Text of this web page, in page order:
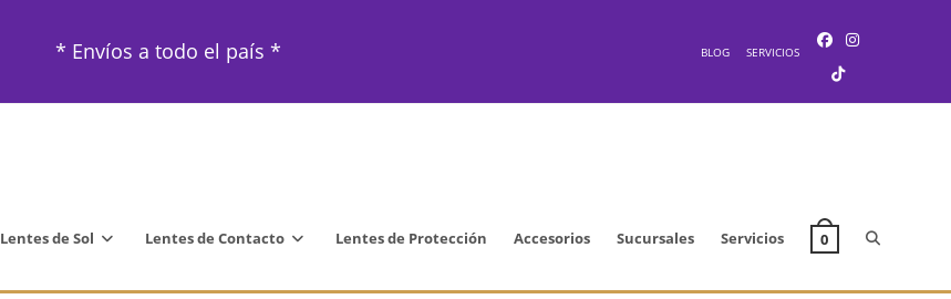
* Envíos a todo el país * BLOG SERVICIOS
Lentes de Sol Lentes de Contacto Lentes de Protección Accesorios Sucursales Servicios 0 Alternar